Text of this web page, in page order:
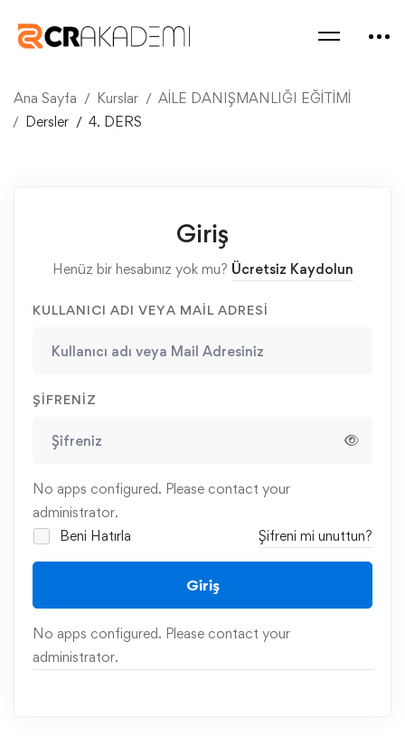
Ana Sayfa Kurslar
AİLE DANIŞMANLIĞI EĞİTİMİ
Dersler
4. DERS
Giriş
Henüz bir hesabınız yok mu? Ücretsiz Kaydolun
KULLANICI ADI VEYA MAIL ADRESI
ŞIFRENIZ
No apps configured. Please contact your
administrator.
Beni Hatırla
Şifreni mi unuttun?
Giriş
No apps configured. Please contact your
administrator.